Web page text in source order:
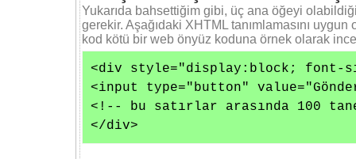
Yukarıda bahsettiğim gibi, üç ana öğeyi
gerekir. Aşağıdaki XHTML tanımlamasını uygun
kod kötü bir web önyüz koduna örnek olarak
<div style="display:block; font-
<input type="button"
<!-- bu satırlar arasında 100
</div>